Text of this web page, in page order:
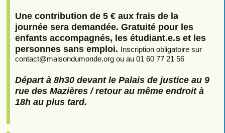
Une contribution de 5 € aux frais de la
journée sera demandée. Gratuité pour les
enfants accompagnés, les étudiant.e.s et les
personnes sans emploi. Inscription obligatoire sur
contact@maisondumonde.org ou au 01 60 77 21 56
Départ à 8h30 devant le Palais de justice au 9
rue des Mazières / retour au même endroit à
18h au plus tard.